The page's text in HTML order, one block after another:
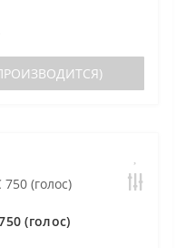
(голос)